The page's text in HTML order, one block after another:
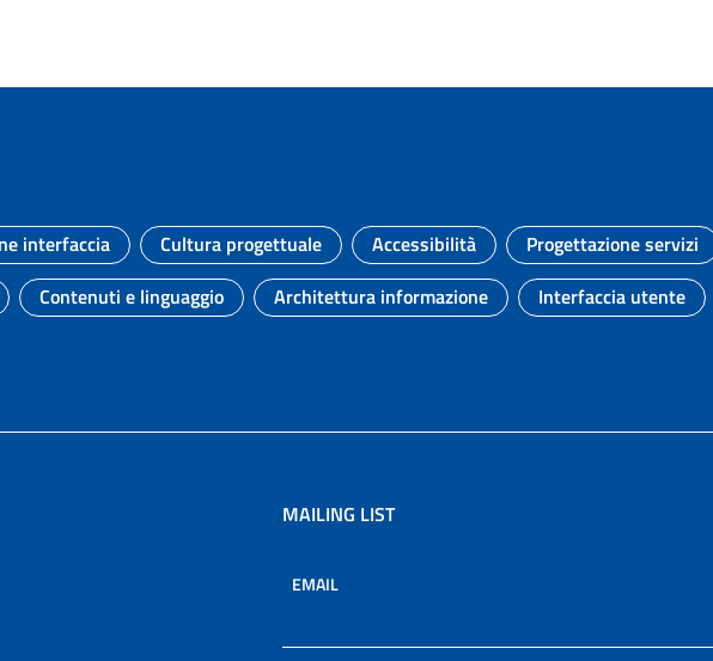
Argomento:
interfaccia
Argomento:
Cultura progettuale
Argomento:
Accessibilità
Argomento:
Progettazione servizi
Argomento:
Contenuti e linguaggio
Argomento:
Architettura informazione
Argomento:
Interfaccia utente
MAILING LIST
EMAIL